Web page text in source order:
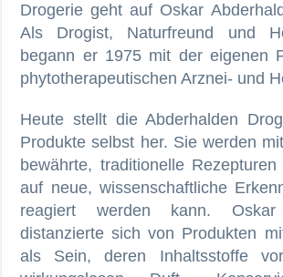
Drogerie geht auf Oskar
Als Drogist, Naturfreund und
begann er 1975 mit der eigenen
phytotherapeutischen Arznei- und
Heute stellt die Abderhalden
Produkte selbst her. Sie werden
bewährte, traditionelle
auf neue, wissenschaftliche
reagiert werden kann. Oskar
distanzierte sich von Produkten
als Sein, deren Inhaltsstoffe